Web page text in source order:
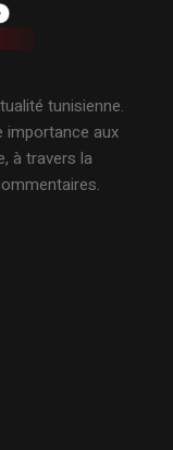
tunisienne.
importance aux
à travers la